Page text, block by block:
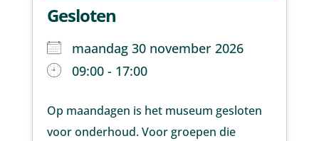
Gesloten
maandag 30 november 2026
09:00 - 17:00
Op maandagen is het museum gesloten
voor onderhoud. Voor groepen die